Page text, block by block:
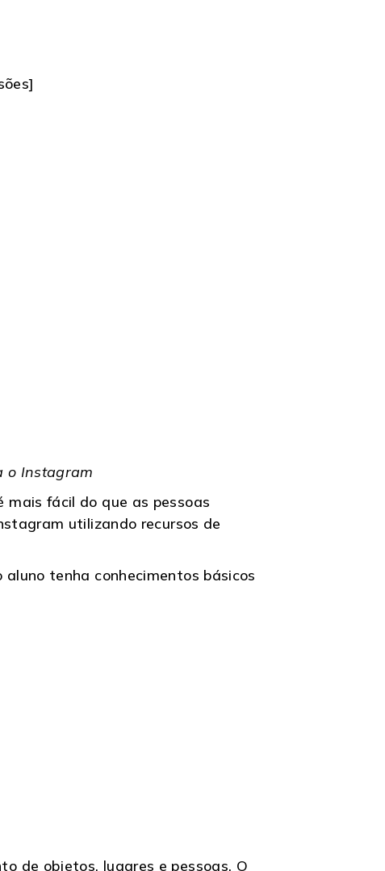
o Instagram
fácil do que as pessoas
utilizando recursos de
tenha conhecimentos básicos
de objetos, lugares e pessoas. O